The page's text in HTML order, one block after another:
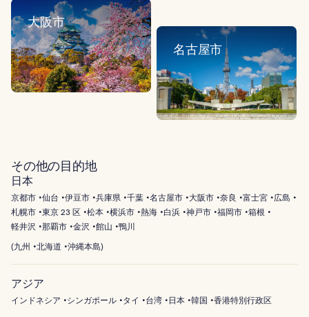
大阪市
名古屋市
その他の目的地
日本
京都市 仙台 伊豆市 兵庫県 千葉 名古屋市 大阪市 奈良 富士宮
広島
札幌市 東京 23 区 松本 横浜市 熱海 白浜 神戸市 福岡市 箱根
軽井沢
那覇市 金沢 館山
鴨川
(九州 北海道 沖縄本島)
アジア
インドネシア シンガポール タイ 台湾 日本 韓国 香港特別行政区